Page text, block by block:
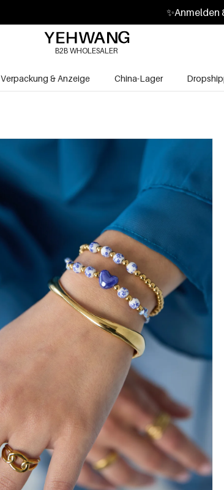
✨Anmelden
B2B WHOLESALER
Verpackung & Anzeige China-Lager